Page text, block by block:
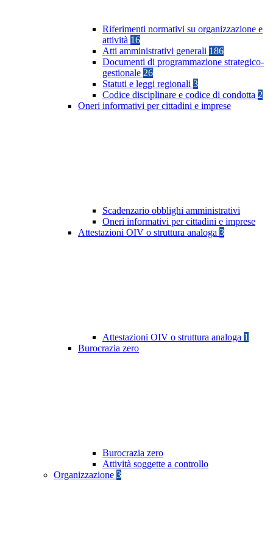
Riferimenti normativi su organizzazione e
attività 16
Atti amministrativi generali 186
Documenti di programmazione strategico-
gestionale 26
Statuti e leggi regionali 3
Codice disciplinare e codice di condotta 2
Oneri informativi per cittadini e imprese
Scadenzario obblighi amministrativi
Oneri informativi per cittadini e imprese
Attestazioni OIV o struttura analoga 3
Attestazioni OIV o struttura analoga 1
Burocrazia zero
Burocrazia zero
Attività soggette a controllo
Organizzazione 3